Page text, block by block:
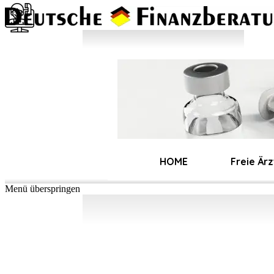
Direkt zum Seiteninhalt
ONLINE-RECHNER
Menü überspringen
HOME Freie